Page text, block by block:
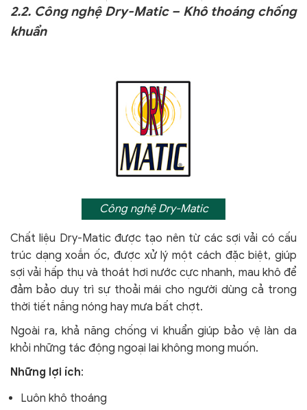
2.2. Công nghệ Dry-Matic – Khô thoáng chống
khuẩn
Công nghệ Dry-Matic
Chất liệu Dry-Matic được tạo nên từ các sợi vải có cấu
trúc dạng xoắn ốc, được xử lý một cách đặc biệt, giúp
sợi vải hấp thụ và thoát hơi nước cực nhanh, mau khô để
đảm bảo duy trì sự thoải mái cho người dùng cả trong
thời tiết nắng nóng hay mưa bất chợt.
Ngoài ra, khả năng chống vi khuẩn giúp bảo vệ làn da
khỏi những tác động ngoại lai không mong muốn.
Những lợi ích:
Luôn khô thoáng